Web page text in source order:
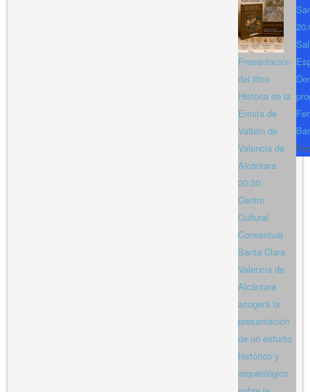
Presentación
del libro
Historia de la
Ermita de
Valbón de
Valencia de
Alcántara
20:30
Centro
Cultural
Conventual
Santa Clara
Valencia de
Alcántara
acogerá la
presentación
de un estudio
histórico y
arqueológico